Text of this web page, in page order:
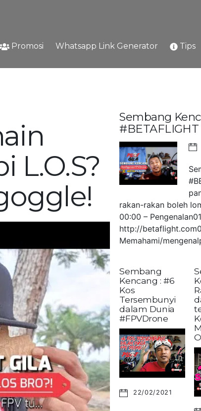
Promosi Whatsapp Link Generator Tips
L.O.S?
Sembang
#BETAFLIGHT
rakan-rakan boleh
00:00 –
http://
Memahami/
Sembang
Kencang : #6
Kos
Tersembunyi
dalam Dunia
#FPVDrone
22/02/2021